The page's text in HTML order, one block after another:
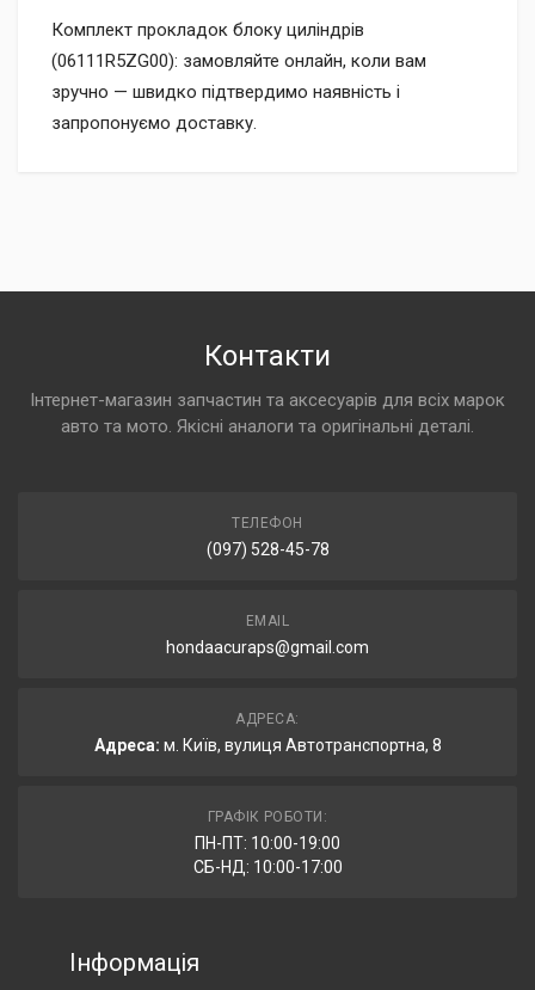
Комплект прокладок блоку циліндрів
(06111R5ZG00): замовляйте онлайн, коли вам
зручно — швидко підтвердимо наявність і
запропонуємо доставку.
Контакти
Інтернет-магазин запчастин та аксесуарів для всіх марок
авто та мото. Якісні аналоги та оригінальні деталі.
ТЕЛЕФОН
(097) 528-45-78
EMAIL
hondaacuraps@gmail.com
АДРЕСА:
Адреса: м. Київ, вулиця Автотранспортна, 8
ГРАФІК РОБОТИ:
ПН-ПТ: 10:00-19:00
СБ-НД: 10:00-17:00
Інформація